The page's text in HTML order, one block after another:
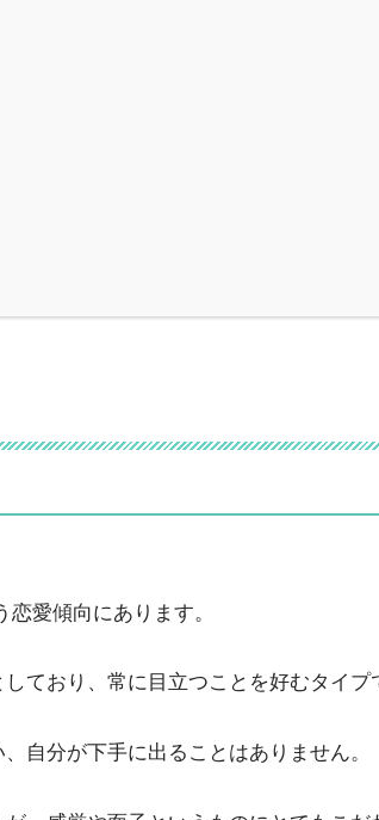
愛傾向にあります。
ており、常に目立つことを好むタイプ
自分が下手に出ることはありません。